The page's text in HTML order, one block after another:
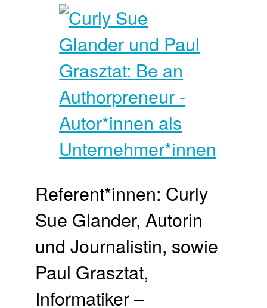
Referent*innen: Curly
Sue Glander, Autorin
und Journalistin, sowie
Paul Grasztat,
Informatiker –